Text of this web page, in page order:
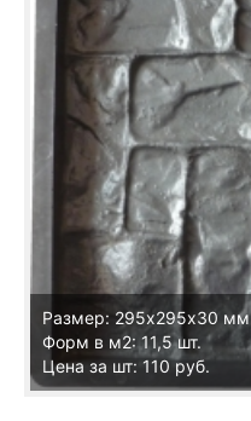
Размер: 295х295х30 мм
Форм в м2: 11,5 шт.
Цена за шт: 110 руб.